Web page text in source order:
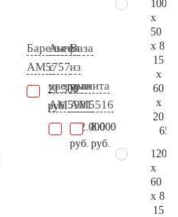
Барельеф
AM5757
21.300
руб.
Ангел
с
цветами
AM5981
112.000
руб.
Ваза
из
гранита
AM5516
8.000
руб.
100
x
50
x 8
15
x
60
x
20
120
x
60
x 8
15